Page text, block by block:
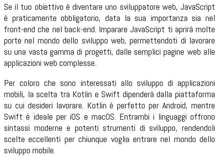
Se il tuo obiettivo è diventare uno sviluppatore web, JavaScript
è praticamente obbligatorio, data la sua importanza sia nel
front-end che nel back-end. Imparare JavaScript ti aprirà molte
porte nel mondo dello sviluppo web, permettendoti di lavorare
su una vasta gamma di progetti, dalle semplici pagine web alle
applicazioni web complesse.
Per coloro che sono interessati allo sviluppo di applicazioni
mobili, la scelta tra Kotlin e Swift dipenderà dalla piattaforma
su cui desideri lavorare. Kotlin è perfetto per Android, mentre
Swift è ideale per iOS e macOS. Entrambi i linguaggi offrono
sintassi moderne e potenti strumenti di sviluppo, rendendoli
scelte eccellenti per chiunque voglia entrare nel mondo dello
sviluppo mobile.